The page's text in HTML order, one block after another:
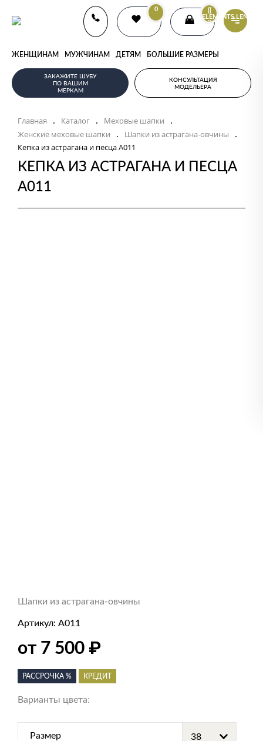
0
{{
ELEMENTS.LENGTH
}}
ЖЕНЩИНАМ МУЖЧИНАМ ДЕТЯМ БОЛЬШИЕ РАЗМЕРЫ
ЗАКАЖИТЕ ШУБУ
ПО ВАШИМ
МЕРКАМ
КОНСУЛЬТАЦИЯ
МОДЕЛЬЕРА
Главная . Каталог . Меховые шапки .
Женские меховые шапки . Шапки из астрагана-овчины .
Кепка из астрагана и песца А011
КЕПКА ИЗ АСТРАГАНА И ПЕСЦА
А011
Шапки из астрагана-овчины
Артикул: А011
от 7 500 ₽
РАССРОЧКА % КРЕДИТ
Варианты цвета:
Размер